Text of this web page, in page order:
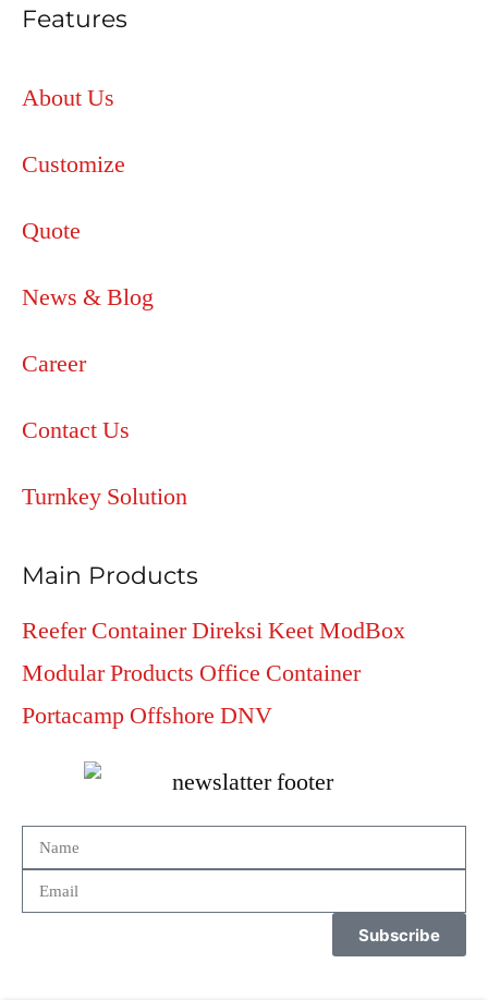
Features
About Us
Customize
Quote
News & Blog
Career
Contact Us
Turnkey Solution
Main Products
Reefer ContainerDireksi KeetModBox
Modular Products Office Container
Portacamp Offshore DNV
Subscribe